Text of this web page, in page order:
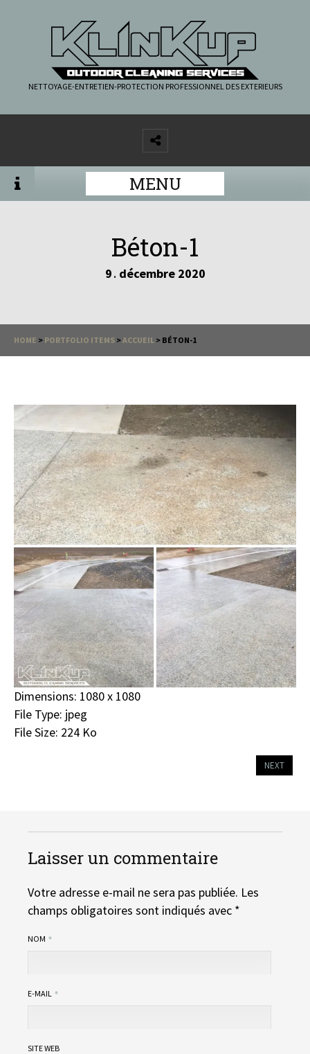
NETTOYAGE-ENTRETIEN-PROTECTION PROFESSIONNEL DES EXTERIEURS
MENU
Béton-1
9 . décembre 2020
HOME > PORTFOLIO ITEMS >ACCUEIL > BÉTON-1
Dimensions: 1080 x 1080
File Type: jpeg
File Size: 224 Ko
NEXT
Laisser un commentaire
Votre adresse e-mail ne sera pas publiée. Les
champs obligatoires sont indiqués avec *
NOM
E-MAIL
SITE WEB